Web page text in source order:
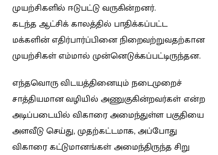
முயற்சிகளில் ஈடுபட்டு வருகின்றனர்.
கடந்த ஆட்சிக் காலத்தில் பாதிக்கப்பட்ட
மக்களின் எதிர்பார்ப்பினை நிறைவற்றுவதற்கான
முயற்சிகள் எம்மால் முன்னெடுக்கப்பட்டிருந்தன.
எந்தவொரு விடயத்தினையும் நடைமுறைச்
சாத்தியமான வழியில் அணுகுகின்றவர்கள் என்ற
அடிப்படையில் விகாரை அமைந்துள்ள பகுதியை
அளவீடு செய்து, முதற்கட்டமாக, அப்போது
விகாரை கட்டுமானங்கள் அமைந்திருந்த சிறு